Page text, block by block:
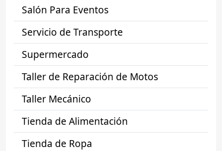
Salón Para Eventos
Servicio de Transporte
Supermercado
Taller de Reparación de Motos
Taller Mecánico
Tienda de Alimentación
Tienda de Ropa